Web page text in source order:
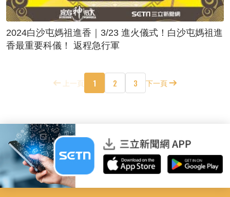
2024白沙屯媽祖進香｜3/23 進火儀式！白沙屯媽祖進
香最重要科儀！ 返程急行軍
上一頁 1 2 3 下一頁